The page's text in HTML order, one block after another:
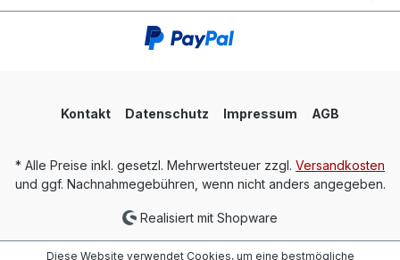
Kontakt Datenschutz Impressum AGB
* Alle Preise inkl. gesetzl. Mehrwertsteuer zzgl. Versandkosten
und ggf. Nachnahmegebühren, wenn nicht anders angegeben.
Realisiert mit Shopware
Diese Website verwendet Cookies, um eine bestmögliche